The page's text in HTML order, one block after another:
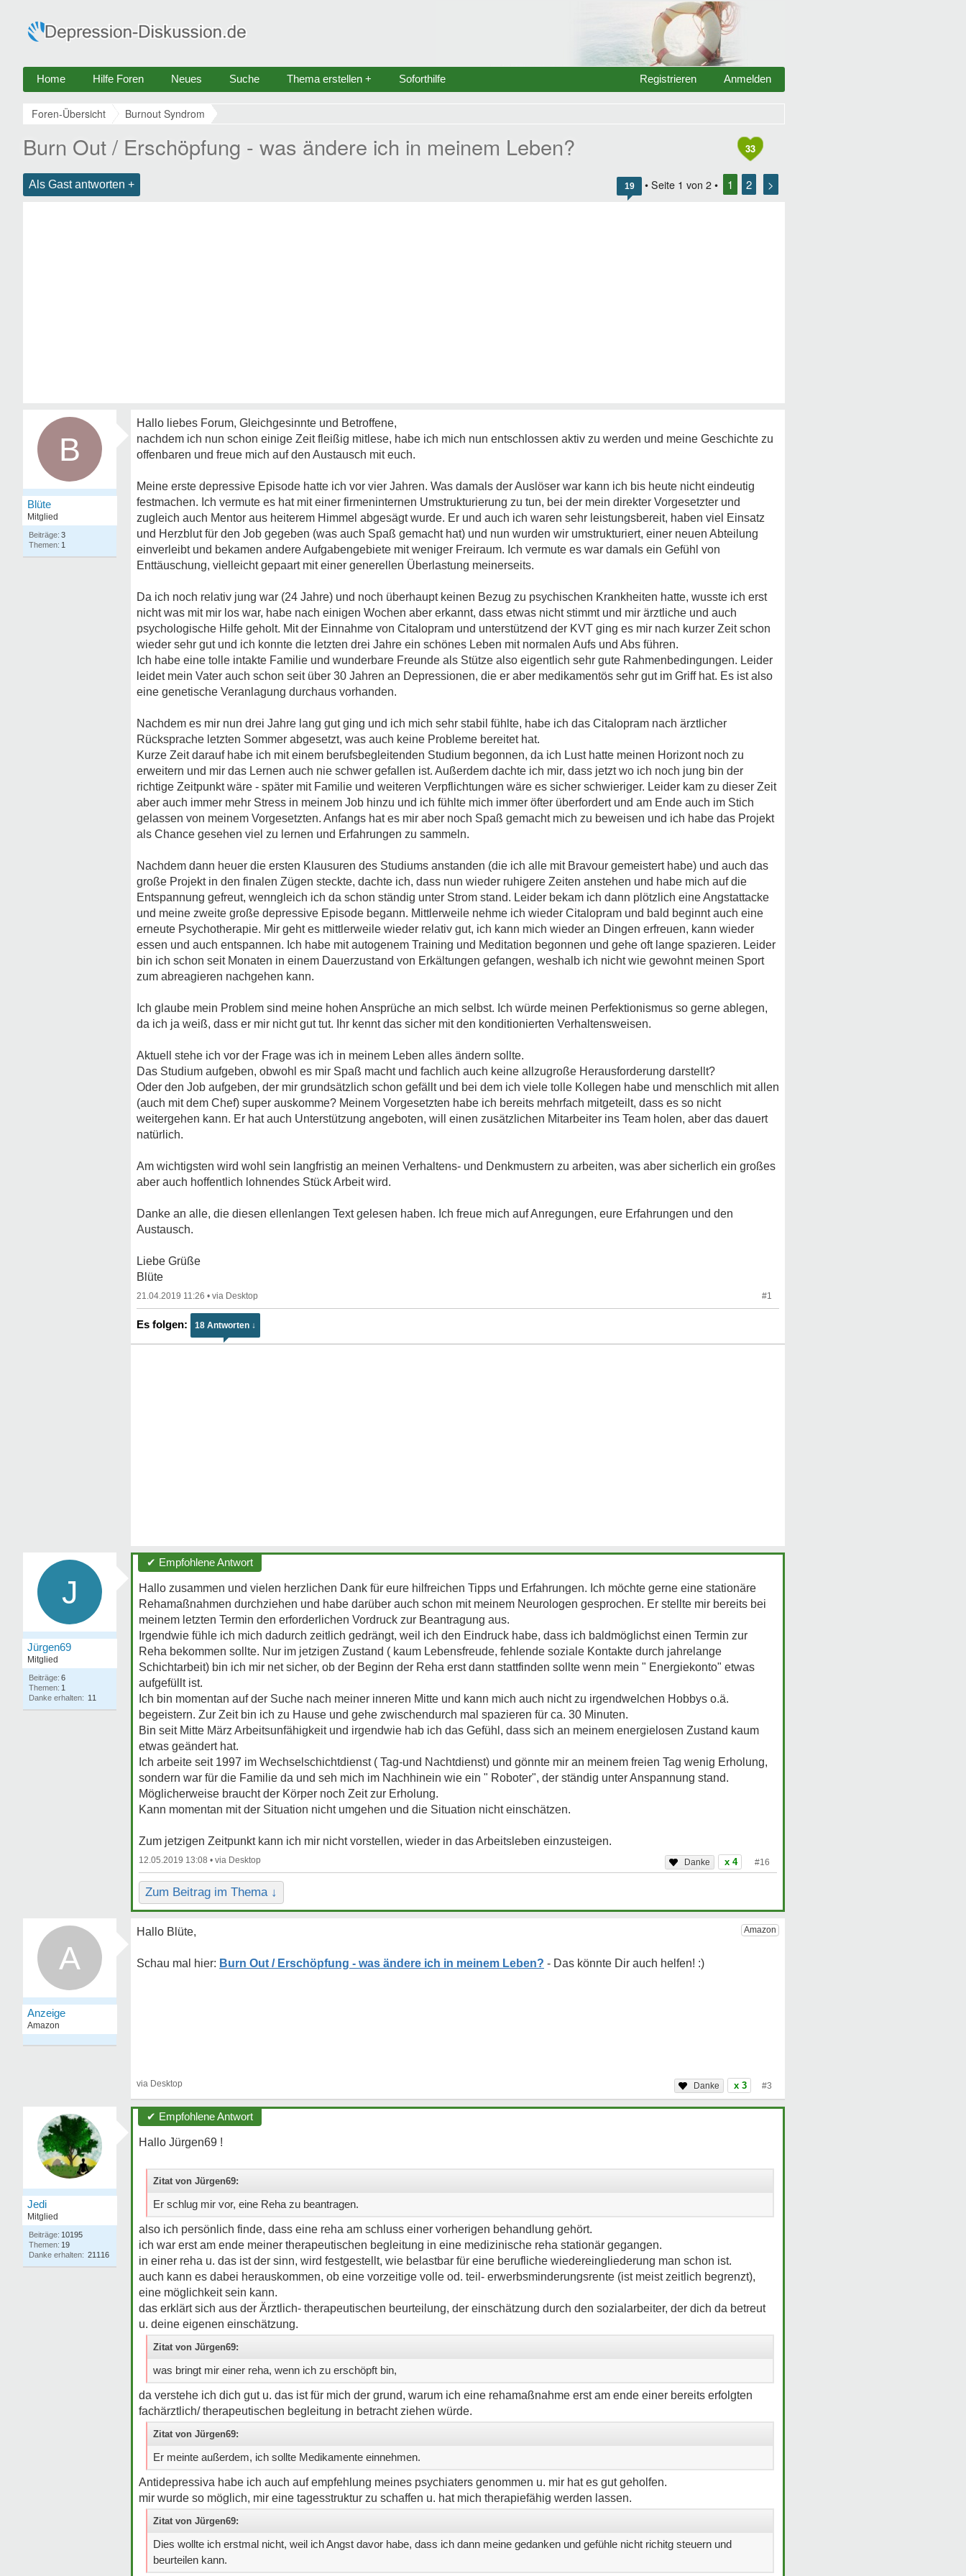
Home Hilfe Foren Neues Suche Thema erstellen + Soforthilfe Anmelden
Registrieren
Foren-Übersicht Burnout Syndrom
33
Burn Out / Erschöpfung - was ändere ich in meinem Leben?
Als Gast antworten + 19 • Seite 1 von 2 • 1 2 >
B
Blüte
Mitglied
3
1
Hallo liebes Forum, Gleichgesinnte und Betroffene,
nachdem ich nun schon einige Zeit fleißig mitlese, habe ich mich nun entschlossen aktiv zu werden und meine Geschichte zu
offenbaren und freue mich auf den Austausch mit euch.
Meine erste depressive Episode hatte ich vor vier Jahren. Was damals der Auslöser war kann ich bis heute nicht eindeutig
festmachen. Ich vermute es hat mit einer firmeninternen Umstrukturierung zu tun, bei der mein direkter Vorgesetzter und
zugleich auch Mentor aus heiterem Himmel abgesägt wurde. Er und auch ich waren sehr leistungsbereit, haben viel Einsatz
und Herzblut für den Job gegeben (was auch Spaß gemacht hat) und nun wurden wir umstrukturiert, einer neuen Abteilung
einverleibt und bekamen andere Aufgabengebiete mit weniger Freiraum. Ich vermute es war damals ein Gefühl von
Enttäuschung, vielleicht gepaart mit einer generellen Überlastung meinerseits.
Da ich noch relativ jung war (24 Jahre) und noch überhaupt keinen Bezug zu psychischen Krankheiten hatte, wusste ich erst
nicht was mit mir los war, habe nach einigen Wochen aber erkannt, dass etwas nicht stimmt und mir ärztliche und auch
psychologische Hilfe geholt. Mit der Einnahme von Citalopram und unterstützend der KVT ging es mir nach kurzer Zeit schon
wieder sehr gut und ich konnte die letzten drei Jahre ein schönes Leben mit normalen Aufs und Abs führen.
Ich habe eine tolle intakte Familie und wunderbare Freunde als Stütze also eigentlich sehr gute Rahmenbedingungen. Leider
leidet mein Vater auch schon seit über 30 Jahren an Depressionen, die er aber medikamentös sehr gut im Griff hat. Es ist also
eine genetische Veranlagung durchaus vorhanden.
Nachdem es mir nun drei Jahre lang gut ging und ich mich sehr stabil fühlte, habe ich das Citalopram nach ärztlicher
Rücksprache letzten Sommer abgesetzt, was auch keine Probleme bereitet hat.
Kurze Zeit darauf habe ich mit einem berufsbegleitenden Studium begonnen, da ich Lust hatte meinen Horizont noch zu
erweitern und mir das Lernen auch nie schwer gefallen ist. Außerdem dachte ich mir, dass jetzt wo ich noch jung bin der
richtige Zeitpunkt wäre - später mit Familie und weiteren Verpflichtungen wäre es sicher schwieriger. Leider kam zu dieser Zeit
aber auch immer mehr Stress in meinem Job hinzu und ich fühlte mich immer öfter überfordert und am Ende auch im Stich
gelassen von meinem Vorgesetzten. Anfangs hat es mir aber noch Spaß gemacht mich zu beweisen und ich habe das Projekt
als Chance gesehen viel zu lernen und Erfahrungen zu sammeln.
Nachdem dann heuer die ersten Klausuren des Studiums anstanden (die ich alle mit Bravour gemeistert habe) und auch das
große Projekt in den finalen Zügen steckte, dachte ich, dass nun wieder ruhigere Zeiten anstehen und habe mich auf die
Entspannung gefreut, wenngleich ich da schon ständig unter Strom stand. Leider bekam ich dann plötzlich eine Angstattacke
und meine zweite große depressive Episode begann. Mittlerweile nehme ich wieder Citalopram und bald beginnt auch eine
erneute Psychotherapie. Mir geht es mittlerweile wieder relativ gut, ich kann mich wieder an Dingen erfreuen, kann wieder
essen und auch entspannen. Ich habe mit autogenem Training und Meditation begonnen und gehe oft lange spazieren. Leider
bin ich schon seit Monaten in einem Dauerzustand von Erkältungen gefangen, weshalb ich nicht wie gewohnt meinen Sport
zum abreagieren nachgehen kann.
Ich glaube mein Problem sind meine hohen Ansprüche an mich selbst. Ich würde meinen Perfektionismus so gerne ablegen,
da ich ja weiß, dass er mir nicht gut tut. Ihr kennt das sicher mit den konditionierten Verhaltensweisen.
Aktuell stehe ich vor der Frage was ich in meinem Leben alles ändern sollte.
Das Studium aufgeben, obwohl es mir Spaß macht und fachlich auch keine allzugroße Herausforderung darstellt?
Oder den Job aufgeben, der mir grundsätzlich schon gefällt und bei dem ich viele tolle Kollegen habe und menschlich mit allen
(auch mit dem Chef) super auskomme? Meinem Vorgesetzten habe ich bereits mehrfach mitgeteilt, dass es so nicht
weitergehen kann. Er hat auch Unterstützung angeboten, will einen zusätzlichen Mitarbeiter ins Team holen, aber das dauert
natürlich.
Am wichtigsten wird wohl sein langfristig an meinen Verhaltens- und Denkmustern zu arbeiten, was aber sicherlich ein großes
aber auch hoffentlich lohnendes Stück Arbeit wird.
Danke an alle, die diesen ellenlangen Text gelesen haben. Ich freue mich auf Anregungen, eure Erfahrungen und den
Austausch.
Liebe Grüße
Blüte
21.04.2019 11:26 • #1
18 Antworten ↓
J
Jürgen69
Mitglied
Beiträge: 6
Themen: 1
Danke erhalten: 11
✔ Empfohlene Antwort
Hallo zusammen und vielen herzlichen Dank für eure hilfreichen Tipps und Erfahrungen. Ich möchte gerne eine stationäre
Rehamaßnahmen durchziehen und habe darüber auch schon mit meinem Neurologen gesprochen. Er stellte mir bereits bei
meinem letzten Termin den erforderlichen Vordruck zur Beantragung aus.
Irgendwie fühle ich mich dadurch zeitlich gedrängt, weil ich den Eindruck habe, dass ich baldmöglichst einen Termin zur
Reha bekommen sollte. Nur im jetzigen Zustand ( kaum Lebensfreude, fehlende soziale Kontakte durch jahrelange
Schichtarbeit) bin ich mir net sicher, ob der Beginn der Reha erst dann stattfinden sollte wenn mein " Energiekonto" etwas
aufgefüllt ist.
Ich bin momentan auf der Suche nach meiner inneren Mitte und kann mich auch nicht zu irgendwelchen Hobbys o.ä.
begeistern. Zur Zeit bin ich zu Hause und gehe zwischendurch mal spazieren für ca. 30 Minuten.
Bin seit Mitte März Arbeitsunfähigkeit und irgendwie hab ich das Gefühl, dass sich an meinem energielosen Zustand kaum
etwas geändert hat.
Ich arbeite seit 1997 im Wechselschichtdienst ( Tag-und Nachtdienst) und gönnte mir an meinem freien Tag wenig Erholung,
sondern war für die Familie da und seh mich im Nachhinein wie ein " Roboter", der ständig unter Anspannung stand.
Möglicherweise braucht der Körper noch Zeit zur Erholung.
Kann momentan mit der Situation nicht umgehen und die Situation nicht einschätzen.
Zum jetzigen Zeitpunkt kann ich mir nicht vorstellen, wieder in das Arbeitsleben einzusteigen.
12.05.2019 13:08 • x 4 #16
Zum Beitrag im Thema ↓
A
Hallo Blüte,
Burn Out / Erschöpfung - was ändere ich in meinem Leben?
x 3 #3
Jedi
Mitglied
Beiträge: 10195
Themen: 19
Danke erhalten: 21116
✔ Empfohlene Antwort
Hallo Jürgen69 !
Zitat von Jürgen69:
Er schlug mir vor, eine Reha zu beantragen.
also ich persönlich finde, dass eine reha am schluss einer vorherigen behandlung gehört.
ich war erst am ende meiner therapeutischen begleitung in eine medizinische reha stationär gegangen.
in einer reha u. das ist der sinn, wird festgestellt, wie belastbar für eine berufliche wiedereingliederung man schon ist.
auch kann es dabei herauskommen, ob eine vorzeitige volle od. teil- erwerbsminderungsrente (ist meist zeitlich begrenzt),
eine möglichkeit sein kann.
das erklärt sich aus der Ärztlich- therapeutischen beurteilung, der einschätzung durch den sozialarbeiter, der dich da betreut
u. deine eigenen einschätzung.
Zitat von Jürgen69:
was bringt mir einer reha, wenn ich zu erschöpft bin,
da verstehe ich dich gut u. das ist für mich der grund, warum ich eine rehamaßnahme erst am ende einer bereits erfolgten
fachärztlich/ therapeutischen begleitung in betracht ziehen würde.
Zitat von Jürgen69:
Er meinte außerdem, ich sollte Medikamente einnehmen.
Antidepressiva habe ich auch auf empfehlung meines psychiaters genommen u. mir hat es gut geholfen.
mir wurde so möglich, mir eine tagesstruktur zu schaffen u. hat mich therapiefähig werden lassen.
Zitat von Jürgen69:
Dies wollte ich erstmal nicht, weil ich Angst davor habe, dass ich dann meine gedanken und gefühle nicht richitg steuern und
beurteilen kann.